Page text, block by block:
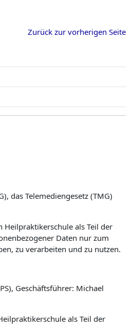
Zurück zur vorherigen Seite
das Telemediengesetz (TMG)
Heilpraktikerschule als Teil der
Daten nur zum
zu verarbeiten und zu nutzen.
Geschäftsführer: Michael
als Teil der